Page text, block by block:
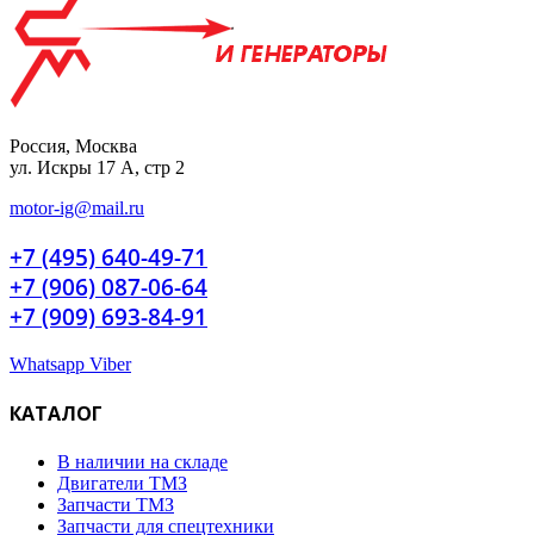
Россия, Москва
ул. Искры 17 А, стр 2
motor-ig@mail.ru
+7 (495) 640-49-71
+7 (906) 087-06-64
+7 (909) 693-84-91
Whatsapp Viber
КАТАЛОГ
В наличии на складе
Двигатели ТМЗ
Запчасти ТМЗ
Запчасти для спецтехники